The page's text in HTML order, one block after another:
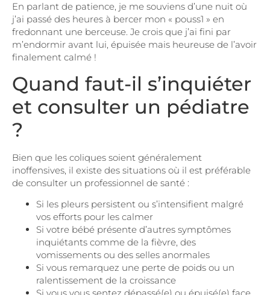
En parlant de patience, je me souviens d’une nuit où
j’ai passé des heures à bercer mon « pouss1 » en
fredonnant une berceuse. Je crois que j’ai fini par
m’endormir avant lui, épuisée mais heureuse de l’avoir
finalement calmé !
Quand faut-il s’inquiéter
et consulter un pédiatre
?
Bien que les coliques soient généralement
inoffensives, il existe des situations où il est préférable
de consulter un professionnel de santé :
Si les pleurs persistent ou s’intensifient malgré
vos efforts pour les calmer
Si votre bébé présente d’autres symptômes
inquiétants comme de la fièvre, des
vomissements ou des selles anormales
Si vous remarquez une perte de poids ou un
ralentissement de la croissance